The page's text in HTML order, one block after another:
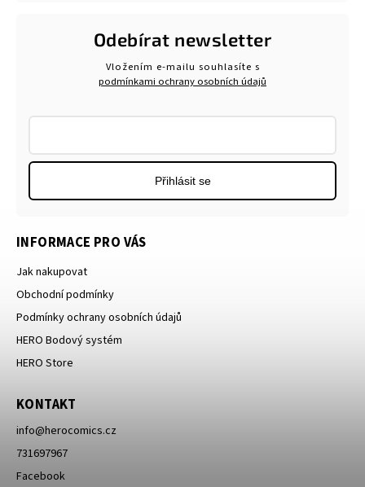
INFORMACE PRO VÁS
Jak nakupovat
Obchodní podmínky
Podmínky ochrany osobních údajů
HERO Bodový systém
HERO Store
KONTAKT
info@herocomics.cz
731697967
Facebook
Odebírat newsletter
Vložením e-mailu souhlasíte s
podmínkami ochrany osobních údajů
Přihlásit se